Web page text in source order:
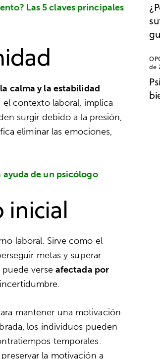
Las 5 claves principales
calma y la estabilidad
contexto laboral, implica
surgir debido a la presión,
eliminar las emociones,
ayuda de un psicólogo
inicial
laboral. Sirve como el
metas y superar
verse afectada por
mantener una motivación
los individuos pueden
temporales.
la motivación a
de